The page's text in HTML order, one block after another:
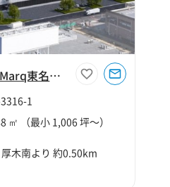
【神奈川県厚木市】Marq東名厚木
1
㎡ （最小 1,006 坪～）
木南より 約0.50km